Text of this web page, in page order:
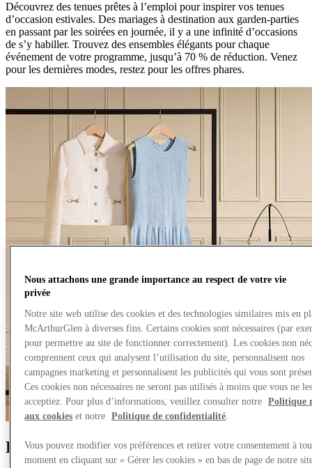
Découvrez des tenues prêtes à l’emploi pour inspirer vos tenues
d’occasion estivales. Des mariages à destination aux garden-parties
en passant par les soirées en journée, il y a une infinité d’occasions
de s’y habiller. Trouvez des ensembles élégants pour chaque
événement de votre programme, jusqu’à 70 % de réduction. Venez
pour les dernières modes, restez pour les offres phares.
Enfilez la tenue de fêtegarden
Nous attachons une grande importance au respect de votre vie
privée
Notre site web utilise des cookies et des technologies similaires mis en
McArthurGlen à diverses fins. Certains cookies sont nécessaires (par
pour permettre au site de fonctionner correctement). Les cookies non
comprennent ceux qui analysent l’utilisation du site, personnalisent nos
campagnes marketing et personnalisent les publicités qui vous sont
Ces cookies non nécessaires ne seront pas utilisés à moins que vous ne
acceptiez. Pour plus d’informations, veuillez consulter notre
Politique
aux cookies et notre Politique de confidentialité
Vous pouvez modifier vos préférences et retirer votre consentement à
moment en cliquant sur « Gérer les cookies » en bas de page de notre